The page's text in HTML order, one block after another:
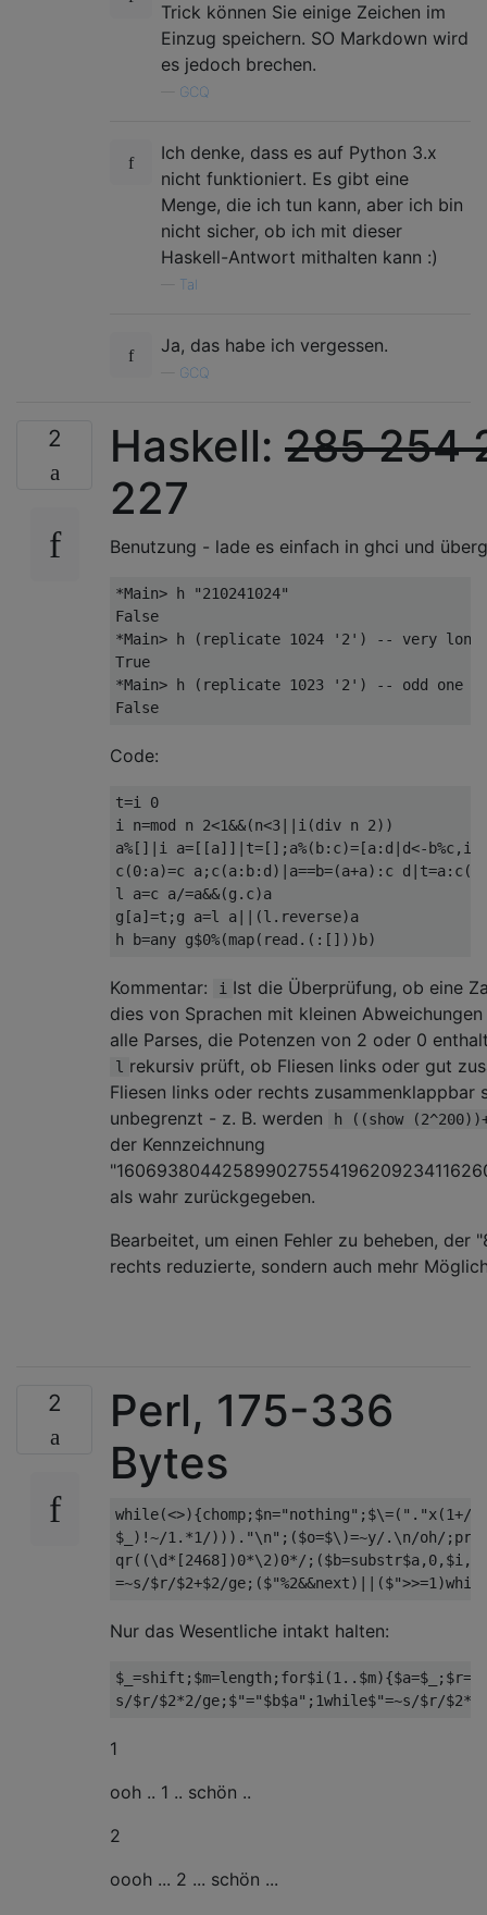
Trick können Sie einige Zeichen im
Einzug speichern. SO Markdown wird
es jedoch brechen.
GCQ
Ich denke, dass es auf Python 3.x
nicht funktioniert. Es gibt eine
Menge, die ich tun kann, aber ich bin
nicht sicher, ob ich mit dieser
Haskell-Antwort mithalten kann :)
Tal
Ja, das habe ich vergessen.
GCQ
2 Haskell: 285 254
227
Benutzung - lade es einfach in ghci und
*Main> h "210241024"
False
*Main> h (replicate 1024 '2') -- very
True
*Main> h (replicate 1023 '2') -- odd one
Code:
t=i 0
i n=mod n 2<1&&(n<3||i(div n 2))
a%[]|i a=[[a]]|t=[];a%(b:c)=[a:d|d<-b%c,i
c(0:a)=c a;c(a:b:d)|a==b=(a+a):c
l a=c a/=a&&(g.c)a
g[a]=t;g a=l a||(l.reverse)a
Kommentar: i Ist die Überprüfung, ob eine
dies von Sprachen mit kleinen
alle Parses, die Potenzen von 2 oder 0
l rekursiv prüft, ob Fliesen links oder gut
Fliesen links oder rechts zusammenklappbar
unbegrenzt - z. B. werden
h ((show
der Kennzeichnung
als wahr zurückgegeben.
Bearbeitet, um einen Fehler zu beheben,
rechts reduzierte, sondern auch mehr
2
Perl, 175-336
Bytes
while(<>){chomp; $n="nothing" ; $\=( "."x(1+/
$_
)!~/1.*1/))). "\n" ;($o=$\)=~y/. \n/oh/;
qr((\d*[2468])0*\2)0*/
=~s/$r/$2+$2/ge;($"%2&&next)||($
Nur das Wesentliche intakt halten:
$_ =shift ; $m=length ; for$i (1. . $m){$a=$_ ; $r=
s/$r/$2*2/ge; $"="$b$a";1while$"=~s/$r/$2*
1
ooh .. 1 .. schön ..
2
oooh ... 2 ... schön ...